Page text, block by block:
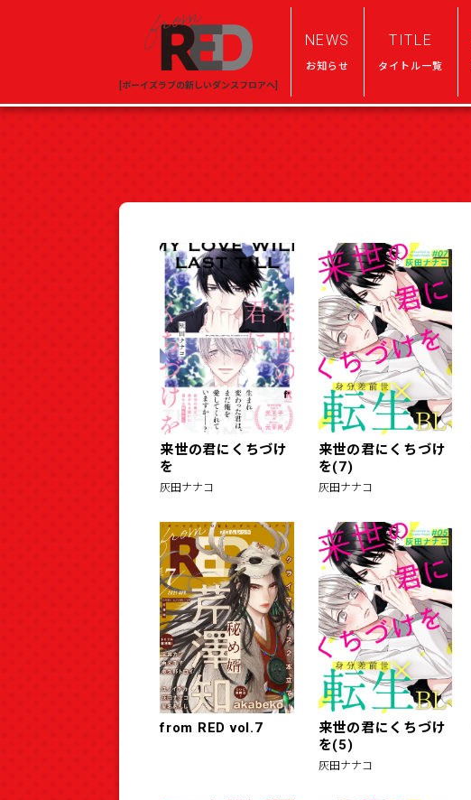
[ボーイズラブの新しいダンスフロアへ]
NEWS
お知らせ
TITLE
タイトル一覧
来世の君にくちづけ
を
灰田ナナコ
来世の君にくちづけ
を(7)
灰田ナナコ
from RED vol.7
来世の君にくちづけ
を(5)
灰田ナナコ